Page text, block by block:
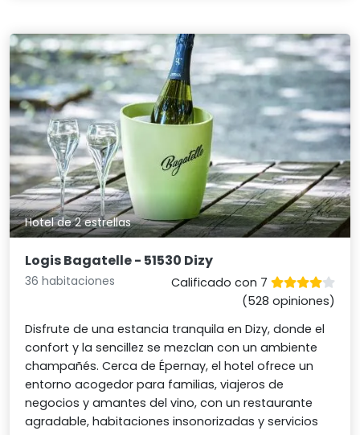
Hotel de 2 estrellas
Logis Bagatelle - 51530 Dizy
36 habitaciones
Calificado con 7
(528 opiniones)
Disfrute de una estancia tranquila en Dizy, donde el
confort y la sencillez se mezclan con un ambiente
champañés. Cerca de Épernay, el hotel ofrece un
entorno acogedor para familias, viajeros de
negocios y amantes del vino, con un restaurante
agradable, habitaciones insonorizadas y servicios